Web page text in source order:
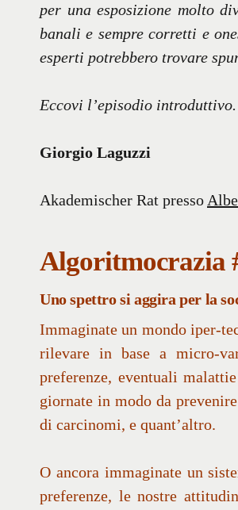
per una esposizione molto
banali e sempre corretti e
esperti potrebbero trovare
Eccovi l’episodio introduttivo.
Giorgio Laguzzi
Akademischer Rat presso
Algoritmocrazia
Uno spettro si aggira per la
Immaginate un mondo iper-
rilevare in base a micro-
preferenze, eventuali
giornate in modo da
di carcinomi, e quant’altro.
O ancora immaginate un
preferenze, le nostre